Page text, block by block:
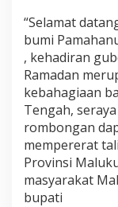
“Selamat
bumi
, kehadiran
Ramadan
kebahagiaan
Tengah,
rombongan
mempererat
Provinsi
masyarakat
bupati